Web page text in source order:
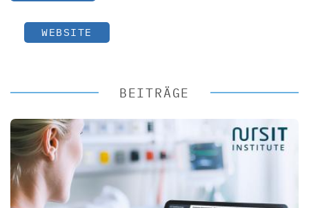
WEBSITE
BEITRÄGE